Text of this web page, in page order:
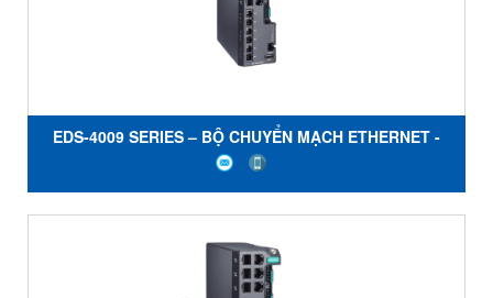
EDS-4009 SERIES – BỘ CHUYỂN MẠCH ETHERNET -
MOXA